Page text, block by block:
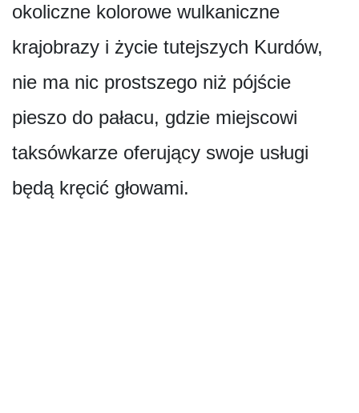
okoliczne kolorowe wulkaniczne
krajobrazy i życie tutejszych Kurdów,
nie ma nic prostszego niż pójście
pieszo do pałacu, gdzie miejscowi
taksówkarze oferujący swoje usługi
będą kręcić głowami.